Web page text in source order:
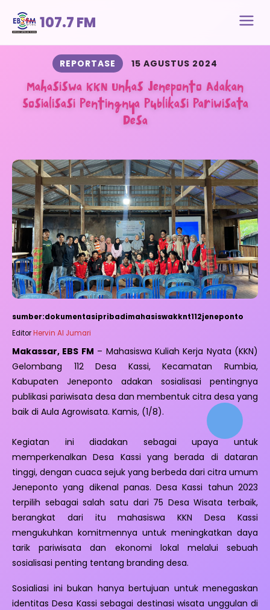
107.7 FM
REPORTASE 15 AGUSTUS 2024
Mahasiswa KKN Unhas Jeneponto Adakan
Sosialisasi Pentingnya Publikasi Pariwisata
Desa
sumber:dokumentasipribadimahasiswakknt112jeneponto
EditorHervin Al Jumari
Makassar, EBS FM – Mahasiswa Kuliah Kerja Nyata (KKN)
Gelombang 112 Desa Kassi, Kecamatan Rumbia,
Kabupaten Jeneponto adakan sosialisasi pentingnya
publikasi pariwisata desa dan membentuk citra desa yang
baik di Aula Agrowisata. Kamis, (1/8).
Kegiatan ini diadakan sebagai upaya untuk
memperkenalkan Desa Kassi yang berada di dataran
tinggi, dengan cuaca sejuk yang berbeda dari citra umum
Jeneponto yang dikenal panas. Desa Kassi tahun 2023
terpilih sebagai salah satu dari 75 Desa Wisata terbaik,
berangkat dari itu mahasiswa KKN Desa Kassi
mengukuhkan komitmennya untuk meningkatkan daya
tarik pariwisata dan ekonomi lokal melalui sebuah
sosialisasi penting tentang branding desa.
Sosialiasi ini bukan hanya bertujuan untuk menegaskan
identitas Desa Kassi sebagai destinasi wisata unggulan di